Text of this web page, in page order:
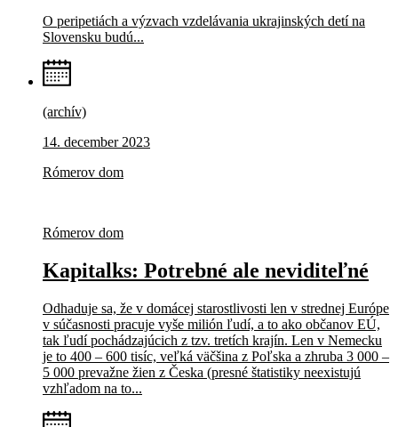
O peripetiách a výzvach vzdelávania ukrajinských detí na
Slovensku budú...
(archív)
14. december 2023
Rómerov dom
Rómerov dom
Kapitalks: Potrebné ale neviditeľné
Odhaduje sa, že v domácej starostlivosti len v strednej Európe
v súčasnosti pracuje vyše milión ľudí, a to ako občanov EÚ,
tak ľudí pochádzajúcich z tzv. tretích krajín. Len v Nemecku
je to 400 – 600 tisíc, veľká väčšina z Poľska a zhruba 3 000 –
5 000 prevažne žien z Česka (presné štatistiky neexistujú
vzhľadom na to...